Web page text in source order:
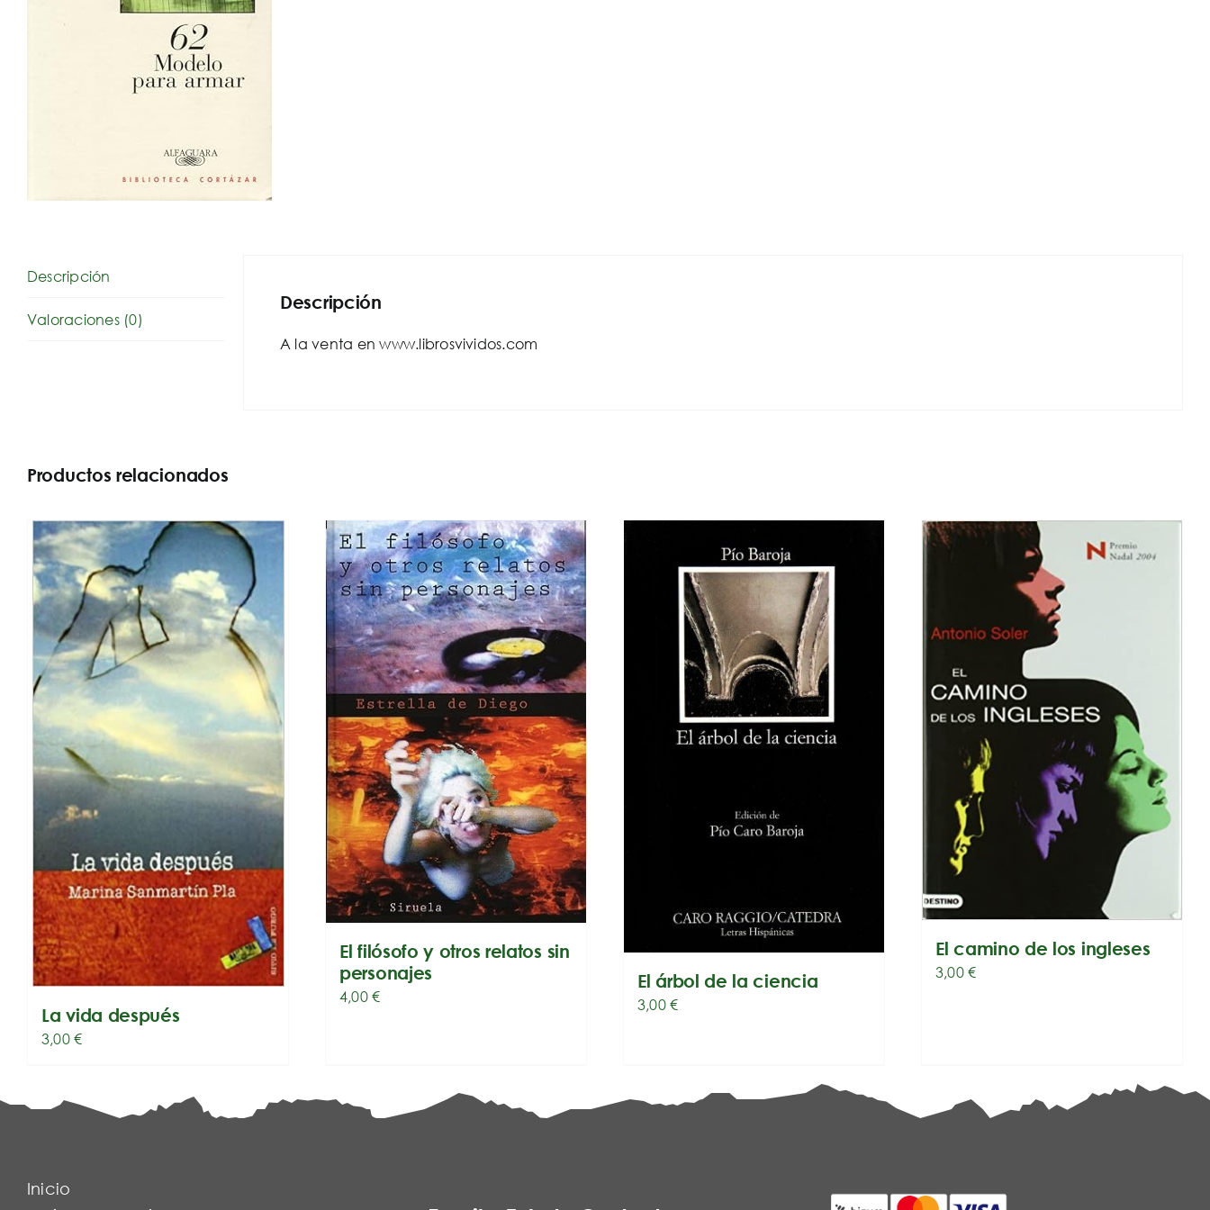
Descripción
Valoraciones (0)
Descripción
A la venta en www.librosvividos.com
Productos relacionados
La vida después
3,00€
El filósofo y otros relatos sin
personajes
4,00€
El árbol de la ciencia
3,00€
El camino de los ingleses
3,00€
Inicio